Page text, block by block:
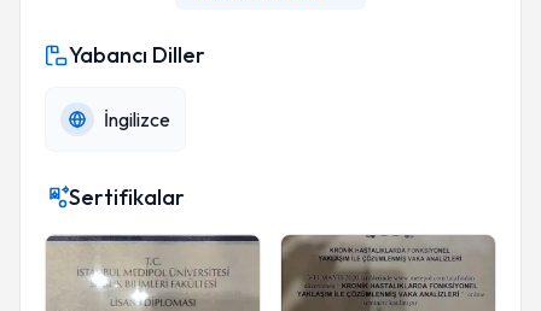
Yabancı Diller
İngilizce
Sertifikalar